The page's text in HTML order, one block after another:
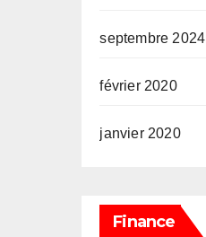
septembre 2024
février 2020
janvier 2020
Finance